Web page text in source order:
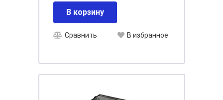
В корзину
Сравнить В избранное